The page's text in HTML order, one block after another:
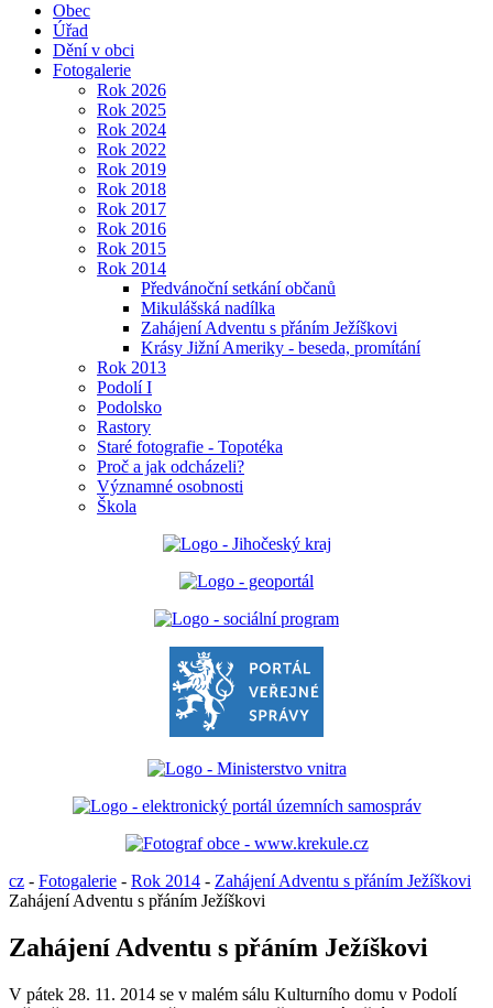
Obec
Úřad
Dění v obci
Fotogalerie
Rok 2026
Rok 2025
Rok 2024
Rok 2022
Rok 2019
Rok 2018
Rok 2017
Rok 2016
Rok 2015
Rok 2014
Předvánoční setkání občanů
Mikulášská nadílka
Zahájení Adventu s přáním Ježíškovi
Krásy Jižní Ameriky - beseda, promítání
Rok 2013
Podolí I
Podolsko
Rastory
Staré fotografie - Topotéka
Proč a jak odcházeli?
Významné osobnosti
Škola
cz - Fotogalerie - Rok 2014 - Zahájení Adventu s přáním Ježíškovi
Zahájení Adventu s přáním Ježíškovi
Zahájení Adventu s přáním Ježíškovi
V pátek 28. 11. 2014 se v malém sálu Kulturního domu v Podolí